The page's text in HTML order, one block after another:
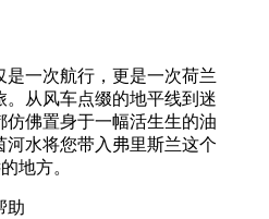
是一次航行，更是一次荷兰
。从风车点缀的地平线到迷
仿佛置身于一幅活生生的油
河水将您带入弗里斯兰这个
地方。
助